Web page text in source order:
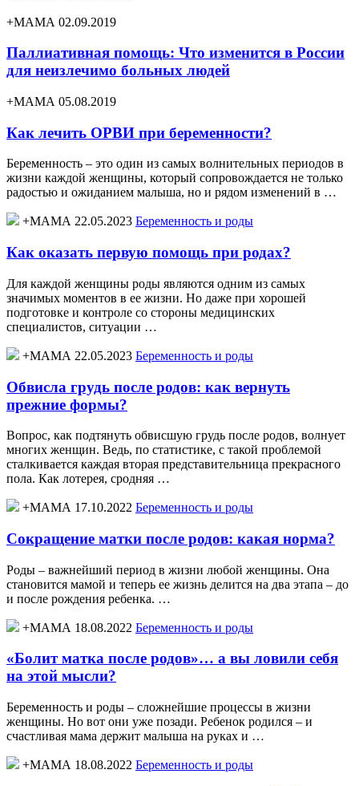
+МАМА 02.09.2019
Паллиативная помощь: Что изменится в России
для неизлечимо больных людей
+МАМА 05.08.2019
Как лечить ОРВИ при беременности?
Беременность – это один из самых волнительных периодов в
жизни каждой женщины, который сопровождается не только
радостью и ожиданием малыша, но и рядом изменений в …
+МАМА 22.05.2023 Беременность и роды
Как оказать первую помощь при родах?
Для каждой женщины роды являются одним из самых
значимых моментов в ее жизни. Но даже при хорошей
подготовке и контроле со стороны медицинских
специалистов, ситуации …
+МАМА 22.05.2023 Беременность и роды
Обвисла грудь после родов: как вернуть
прежние формы?
Вопрос, как подтянуть обвисшую грудь после родов, волнует
многих женщин. Ведь, по статистике, с такой проблемой
сталкивается каждая вторая представительница прекрасного
пола. Как лотерея, сродняя …
+МАМА 17.10.2022 Беременность и роды
Сокращение матки после родов: какая норма?
Роды – важнейший период в жизни любой женщины. Она
становится мамой и теперь ее жизнь делится на два этапа – до
и после рождения ребенка. …
+МАМА 18.08.2022 Беременность и роды
«Болит матка после родов»… а вы ловили себя
на этой мысли?
Беременность и роды – сложнейшие процессы в жизни
женщины. Но вот они уже позади. Ребенок родился – и
счастливая мама держит малыша на руках и …
+МАМА 18.08.2022 Беременность и роды